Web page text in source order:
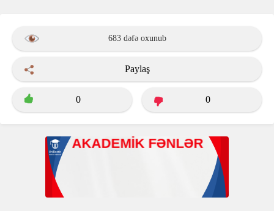
683 dəfə oxunub
Paylaş
0 0